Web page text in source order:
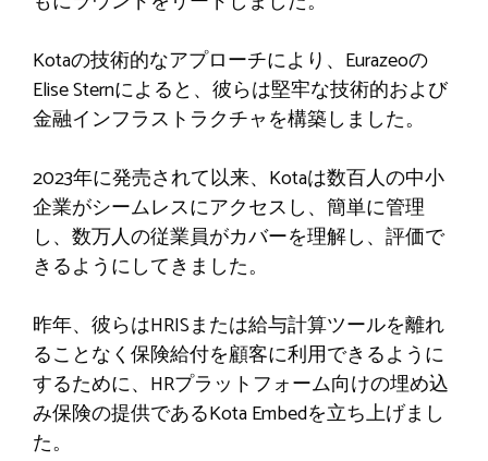
Kotaの技術的なアプローチにより、Eurazeoの
Elise Sternによると、彼らは堅牢な技術的および
金融インフラストラクチャを構築しました。
2023年に発売されて以来、Kotaは数百人の中小
企業がシームレスにアクセスし、簡単に管理
し、数万人の従業員がカバーを理解し、評価で
きるようにしてきました。
昨年、彼らはHRISまたは給与計算ツールを離れ
ることなく保険給付を顧客に利用できるように
するために、HRプラットフォーム向けの埋め込
み保険の提供であるKota Embedを立ち上げまし
た。